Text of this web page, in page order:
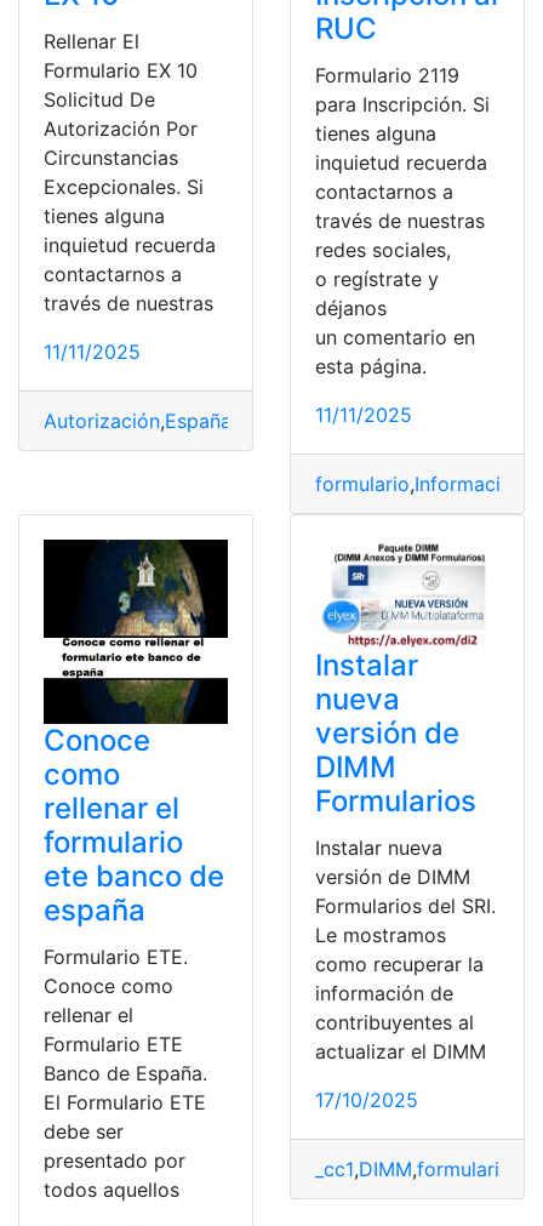
Rellenar El
Formulario EX 10
Solicitud De
Autorización Por
Circunstancias
Excepcionales. Si
tienes alguna
inquietud recuerda
contactarnos a
través de nuestras
11/11/2025
Autorización,España formulario,Rellenar,
RUC
Formulario 2119
para Inscripción. Si
tienes alguna
inquietud recuerda
contactarnos a
través de nuestras
redes sociales,
o regístrate y
déjanos
un comentario en
esta página.
11/11/2025
formulario,Información
Conoce
como
rellenar el
formulario
ete banco de
españa
Formulario ETE.
Conoce como
rellenar el
Formulario ETE
Banco de España.
El Formulario ETE
debe ser
presentado por
todos aquellos
Instalar
nueva
versión de
DIMM
Formularios
Instalar nueva
versión de DIMM
Formularios del SRI.
Le mostramos
como recuperar la
información de
contribuyentes al
actualizar el DIMM
17/10/2025
_cc1,DIMM,formulario